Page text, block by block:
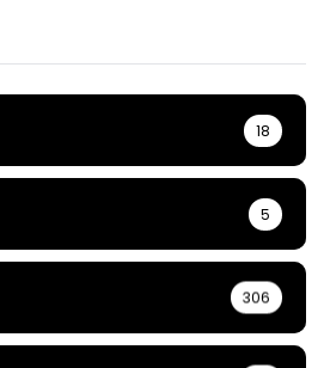
18
5
306